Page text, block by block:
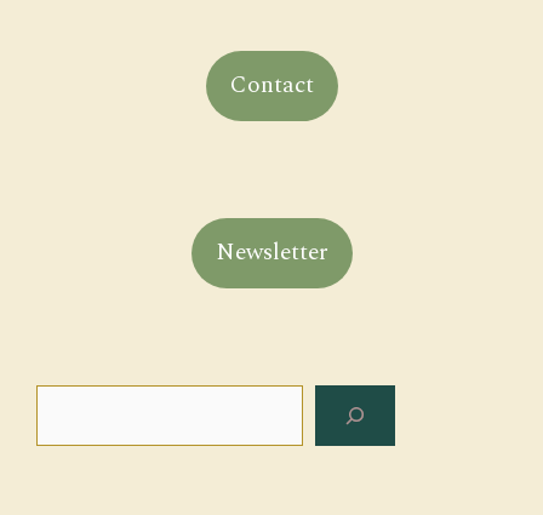
Contact
Newsletter